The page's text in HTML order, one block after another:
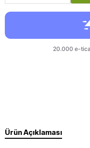
Ürün Açıklaması